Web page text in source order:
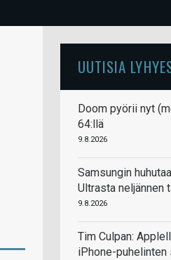
UUTISIA
Doom pyörii nyt
64:llä
9.8.2026
Samsungin
Ultrasta neljännen
9.8.2026
Tim Culpan:
iPhone-